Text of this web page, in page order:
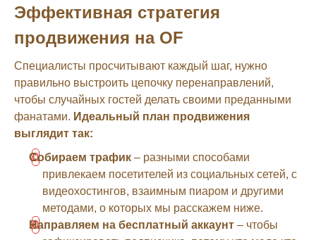
Эффективная стратегия
продвижения на OF
Специалисты просчитывают каждый шаг, нужно
правильно выстроить цепочку перенаправлений,
чтобы случайных гостей делать своими преданными
фанатами. Идеальный план продвижения
выглядит так:
Собираем трафик – разными способами
привлекаем посетителей из социальных сетей, с
видеохостингов, взаимным пиаром и другими
методами, о которых мы расскажем ниже.
Направляем на бесплатный аккаунт – чтобы